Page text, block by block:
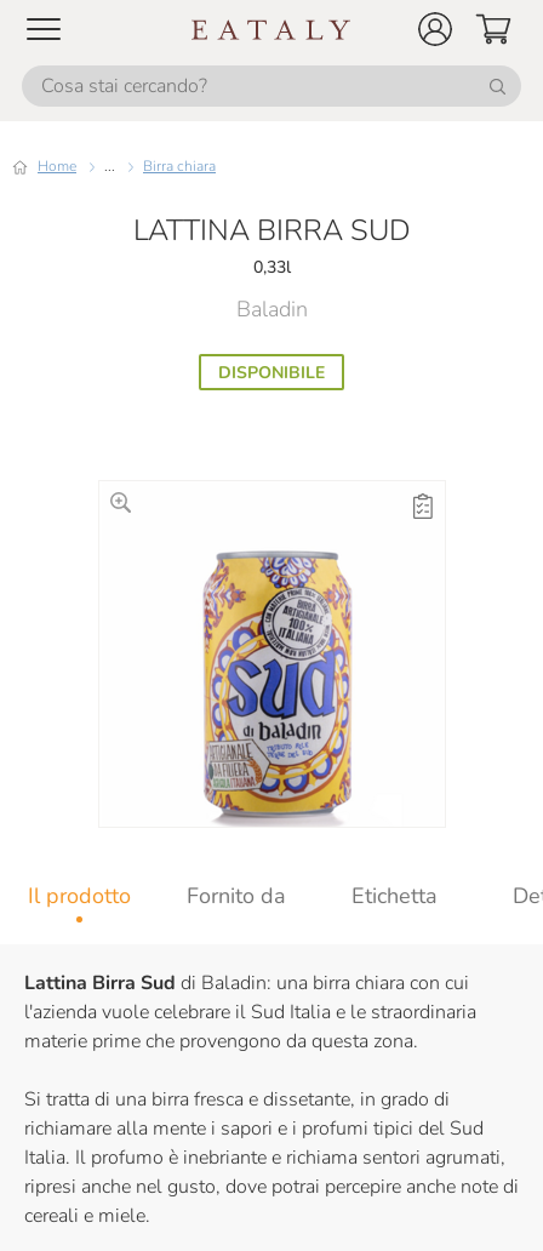
Home ... Birra chiara
LATTINA BIRRA SUD
0,33l
Baladin
DISPONIBILE
Il prodotto Fornito da Etichetta
Lattina Birra Sud di Baladin: una birra chiara con cui
l'azienda vuole celebrare il Sud Italia e le straordinaria
materie prime che provengono da questa zona.
Si tratta di una birra fresca e dissetante, in grado di
richiamare alla mente i sapori e i profumi tipici del Sud
Italia. Il profumo è inebriante e richiama sentori agrumati,
ripresi anche nel gusto, dove potrai percepire anche note di
cereali e miele.